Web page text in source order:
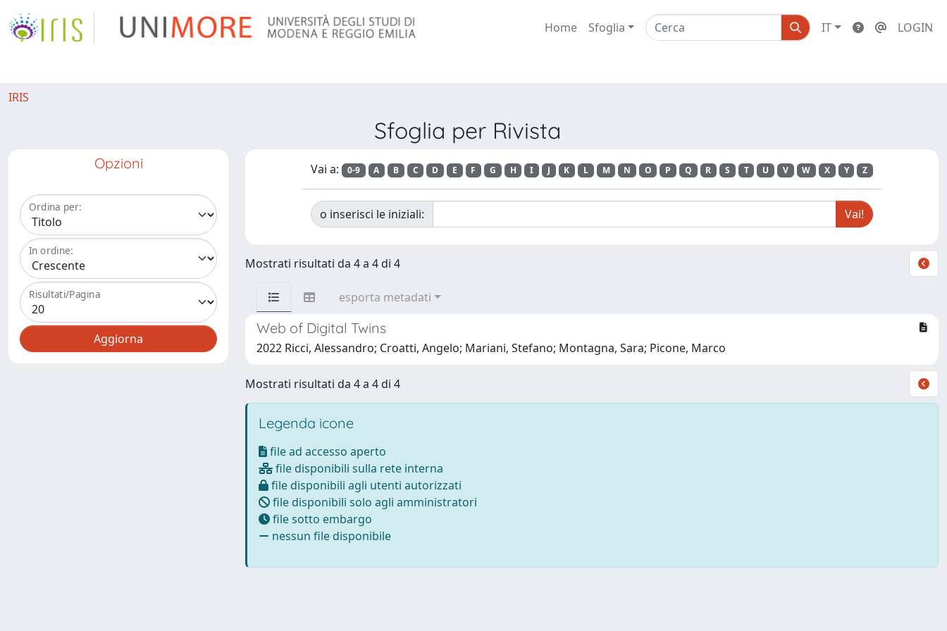
Home Sfoglia IT LOGIN
IRIS
Sfoglia per Rivista
Opzioni
Ordina per:
In ordine:
Risultati/Pagina
Vai a: 0-9 A B C D E F G H I J K L M N O P Q R S T U V W X Y Z
o inserisci le iniziali:
Mostrati risultati da 4 a 4 di 4
esporta metadati
Web of Digital Twins
2022 Ricci, Alessandro; Croatti, Angelo; Mariani, Stefano; Montagna, Sara; Picone, Marco
Mostrati risultati da 4 a 4 di 4
Legenda icone
file ad accesso aperto
file disponibili sulla rete interna
file disponibili agli utenti autorizzati
file disponibili solo agli amministratori
file sotto embargo
nessun file disponibile